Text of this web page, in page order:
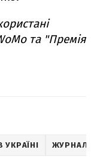
та "Премія
УКРАЇНІ